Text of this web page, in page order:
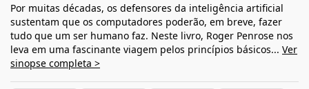
Por muitas décadas, os defensores da inteligência artificial
sustentam que os computadores poderão, em breve, fazer
tudo que um ser humano faz. Neste livro, Roger Penrose nos
leva em uma fascinante viagem pelos princípios básicos... Ver
sinopse completa >